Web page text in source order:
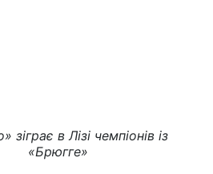
зіграє в Лізі чемпіонів із
«Брюгге»